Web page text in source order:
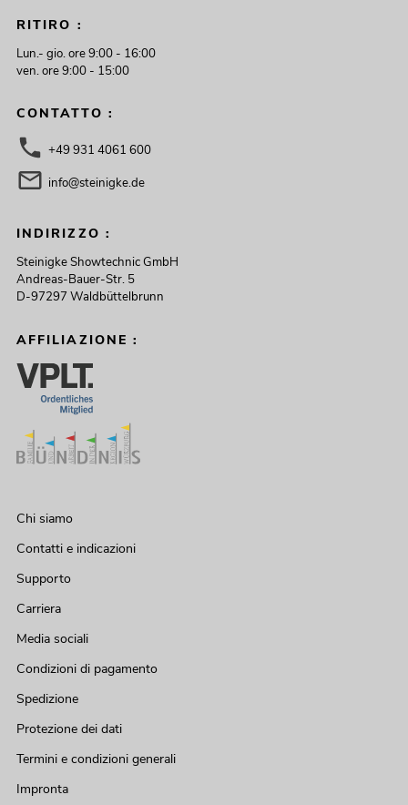
RITIRO :
Lun.- gio. ore 9:00 - 16:00
ven. ore 9:00 - 15:00
CONTATTO :
+49 931 4061 600
info@steinigke.de
INDIRIZZO :
Steinigke Showtechnic GmbH
Andreas-Bauer-Str. 5
D-97297 Waldbüttelbrunn
AFFILIAZIONE :
Chi siamo
Contatti e indicazioni
Supporto
Carriera
Media sociali
Condizioni di pagamento
Spedizione
Protezione dei dati
Termini e condizioni generali
Impronta